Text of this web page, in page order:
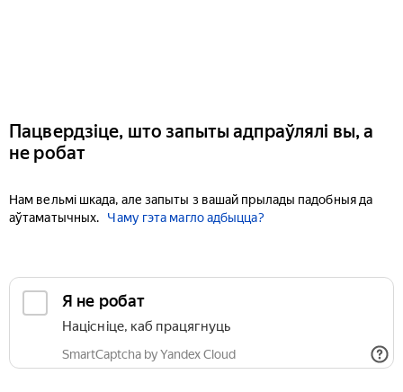
Пацвердзіце, што запыты адпраўлялі вы, а
не робат
Нам вельмі шкада, але запыты з вашай прылады падобныя да
аўтаматычных.
Чаму гэта магло адбыцца?
Я не робат
Націсніце, каб працягнуць
SmartCaptcha by Yandex Cloud